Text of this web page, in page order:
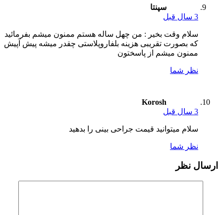
سپنتا
سلام وقت بخیر : من چهل ساله هستم ممنون میشم بفرمائید
که بصورت تقریبی هزینه بلفاروپلاستی چقدر میشه پیش آپیش
ممنون میشم از پاسختون
نظر شما
Korosh
سلام میتوانید قیمت جراحی بینی را بدهید
نظر شما
ارسال نظر